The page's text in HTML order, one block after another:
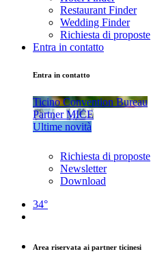
Restaurant Finder
Wedding Finder
Richiesta di proposte
Entra in contatto
Entra in contatto
Ticino Convention Bureau
Partner MICE
Ultime novità
Richiesta di proposte
Newsletter
Download
34°
Area riservata ai partner ticinesi